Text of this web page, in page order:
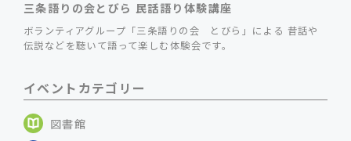
三条語りの会とびら 民話語り体験講座
ボランティアグループ「三条語りの会 とびら」による 昔話や
伝説などを聴いて語って楽しむ体験会です。
イベントカテゴリー
図書館